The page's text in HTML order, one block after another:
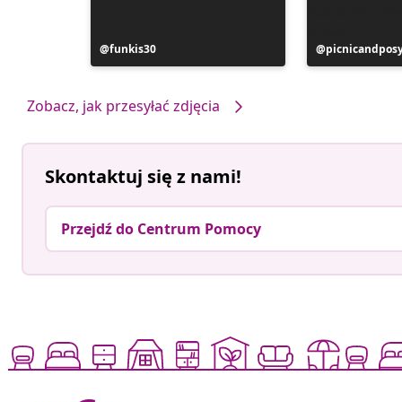
Post
opublikowany
funkis30
Post
opublikowany
Zobacz, jak przesyłać zdjęcia
Skontaktuj się z nami!
Przejdź do Centrum Pomocy